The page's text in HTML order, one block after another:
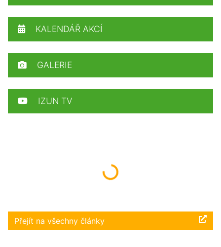
Načítám...
Přejít na všechny články
KALENDÁŘ AKCÍ
GALERIE
IZUN TV